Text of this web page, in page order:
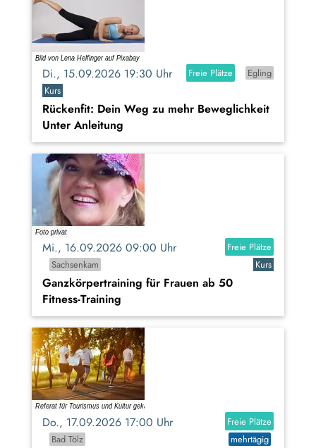
Di., 15.09.2026 19:30 Uhr Freie Plätze
Egling
Kurs
Rückenfit: Dein Weg zu mehr Beweglichkeit
Unter Anleitung
Mi., 16.09.2026 09:00 Uhr
Freie Plätze
Sachsenkam
Kurs
Ganzkörpertraining für Frauen ab 50
Fitness-Training
Do., 17.09.2026 17:00 Uhr
Freie Plätze
Bad Tölz
mehrtägig